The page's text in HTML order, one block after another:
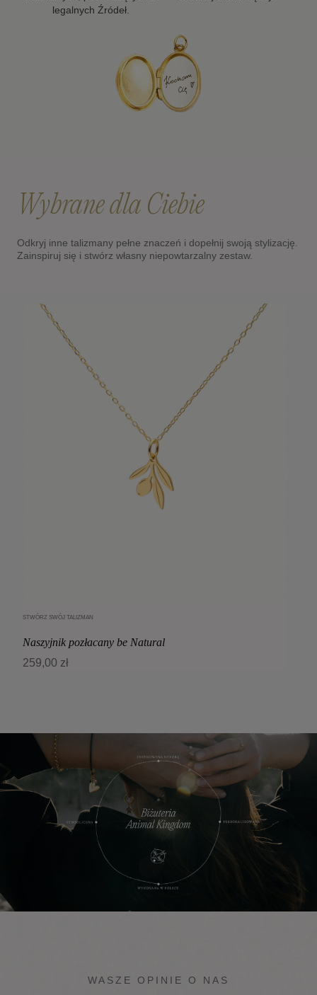
legalnych Źródeł.
Wybrane dla Ciebie
Odkryj inne talizmany pełne znaczeń i dopełnij swoją stylizację.
Zainspiruj się i stwórz własny niepowtarzalny zestaw.
STWÓRZ SWÓJ TALIZMAN
Naszyjnik pozłacany be Natural
259,00 zł
WASZE OPINIE O NAS